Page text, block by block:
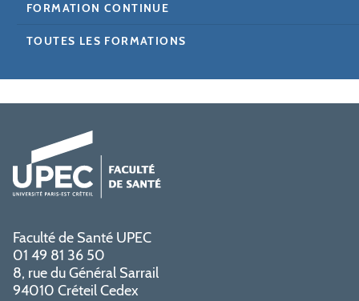
FORMATION CONTINUE
TOUTES LES FORMATIONS
Faculté de Santé UPEC
01 49 81 36 50
8, rue du Général Sarrail
94010 Créteil Cedex